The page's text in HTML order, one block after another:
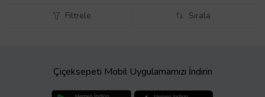
Filtrele Sırala
Çiçeksepeti Mobil Uygulamamızı İndirin